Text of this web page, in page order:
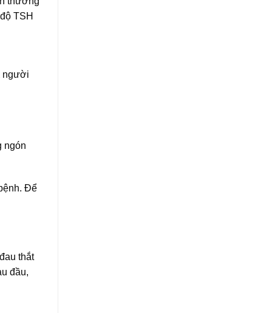
TSH
người
ngón
Để
thắt
đầu,